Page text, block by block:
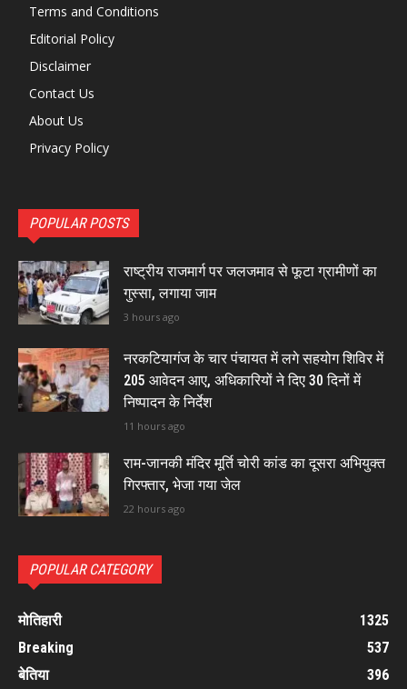
Terms and Conditions
Editorial Policy
Disclaimer
Contact Us
About Us
Privacy Policy
POPULAR POSTS
राष्ट्रीय राजमार्ग पर जलजमाव से फूटा ग्रामीणों का
गुस्सा, लगाया जाम
3 hours ago
नरकटियागंज के चार पंचायत में लगे सहयोग शिविर में
205 आवेदन आए, अधिकारियों ने दिए 30 दिनों में
निष्पादन के निर्देश
11 hours ago
राम-जानकी मंदिर मूर्ति चोरी कांड का दूसरा अभियुक्त
गिरफ्तार, भेजा गया जेल
22 hours ago
POPULAR CATEGORY
मोतिहारी
1325
Breaking
537
बेतिया
396